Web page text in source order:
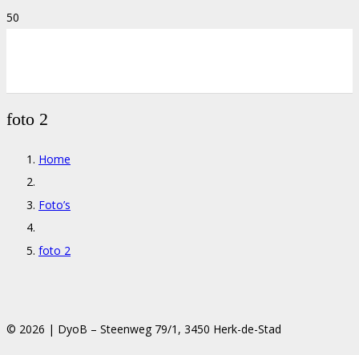
foto 2
Home
Foto’s
foto 2
© 2026 | DyoB – Steenweg 79/1, 3450 Herk-de-Stad